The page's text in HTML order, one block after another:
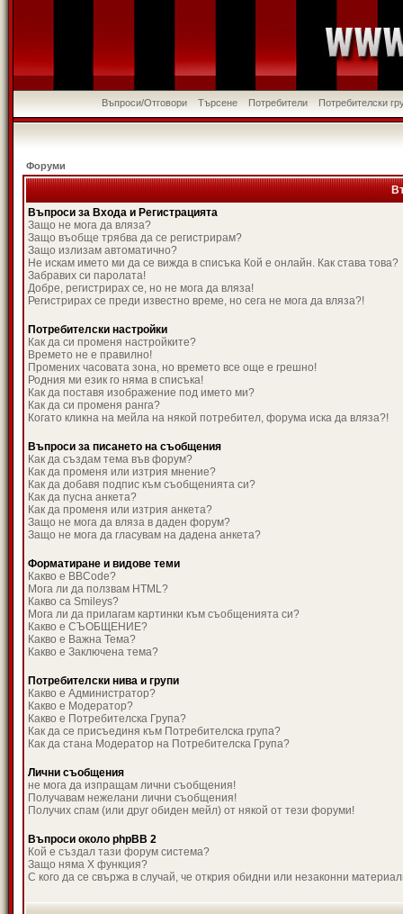
Въпроси/Отговори Търсене Потребители Потребителски
Форуми
Въпроси за Входа и Регистрацията
Защо не мога да вляза?
Защо въобще трябва да се регистрирам?
Защо излизам автоматично?
Не искам името ми да се вижда в списъка Кой е онлайн. Как става това?
Забравих си паролата!
Добре, регистрирах се, но не мога да вляза!
Регистрирах се преди известно време, но сега не мога да вляза?!
Потребителски настройки
Как да си променя настройките?
Времето не е правилно!
Промених часовата зона, но времето все още е грешно!
Родния ми език го няма в списъка!
Как да поставя изображение под името ми?
Как да си променя ранга?
Когато кликна на мейла на някой потребител, форума иска да вляза?!
Въпроси за писането на съобщения
Как да създам тема във форум?
Как да променя или изтрия мнение?
Как да добавя подпис към съобщенията си?
Как да пусна анкета?
Как да променя или изтрия анкета?
Защо не мога да вляза в даден форум?
Защо не мога да гласувам на дадена анкета?
Форматиране и видове теми
Какво е BBCode?
Мога ли да ползвам HTML?
Какво са Smileys?
Мога ли да прилагам картинки към съобщенията си?
Какво е СЪОБЩЕНИЕ?
Какво е Важна Тема?
Какво е Заключена тема?
Потребителски нива и групи
Какво е Администратор?
Какво е Модератор?
Какво е Потребителска Група?
Как да се присъединя към Потребителска група?
Как да стана Модератор на Потребителска Група?
Лични съобщения
не мога да изпращам лични съобщения!
Получавам нежелани лични съобщения!
Получих спам (или друг обиден мейл) от някой от тези форуми!
Въпроси около phpBB 2
Кой е създал тази форум система?
Защо няма X функция?
С кого да се свържа в случай, че открия обидни или незаконни